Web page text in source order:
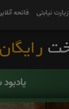
زیارت نیابتی فاتحه